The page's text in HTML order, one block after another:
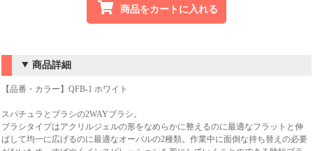
商品をカートに入れる
商品詳細
【品番・カラー】QFB-1 ホワイト
スパチュラとブラシの2WAYブラシ。
ブラシタイプはアクリルジェルの形をなめらかに整えるのに最適なフラットと伸
ばして均一に広げるのに最適なオーバルの2種類。作業中に面倒な持ち替えの必要